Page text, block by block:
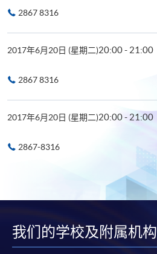
2867 8316
2017年6月20日 (星期二)20:00 - 21:00
2867 8316
2017年6月20日 (星期二)20:00 - 21:00
2867-8316
我们的学校及附属机构